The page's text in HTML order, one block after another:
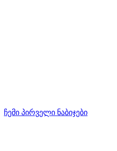
ჩემი პირველი ნაბიჯები